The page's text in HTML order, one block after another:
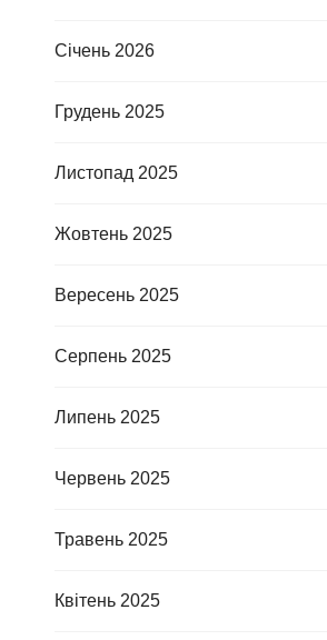
Січень 2026
Грудень 2025
Листопад 2025
Жовтень 2025
Вересень 2025
Серпень 2025
Липень 2025
Червень 2025
Травень 2025
Квітень 2025